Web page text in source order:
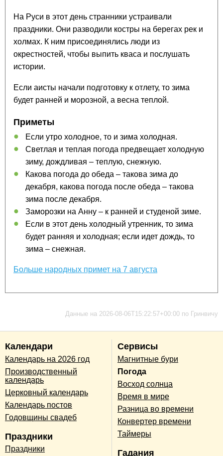
На Руси в этот день странники устраивали
праздники. Они разводили костры на берегах рек и
холмах. К ним присоединялись люди из
окрестностей, чтобы выпить кваса и послушать
истории.
Если аисты начали подготовку к отлету, то зима
будет ранней и морозной, а весна теплой.
Приметы
Если утро холодное, то и зима холодная.
Светлая и теплая погода предвещает холодную
зиму, дождливая – теплую, снежную.
Какова погода до обеда – такова зима до
декабря, какова погода после обеда – такова
зима после декабря.
Заморозки на Анну – к ранней и студеной зиме.
Если в этот день холодный утренник, то зима
будет ранняя и холодная; если идет дождь, то
зима – снежная.
Больше народных примет на 7 августа
Данные на 2026-08-06T15:22:57+00:00 по Гринвичу
Календари
Календарь на 2026 год
Производственный
календарь
Церковный календарь
Календарь постов
Годовщины свадеб
Праздники
Праздники
Сервисы
Магнитные бури
Погода
Восход солнца
Время в мире
Разница во времени
Конвертер времени
Таймеры
Гадания